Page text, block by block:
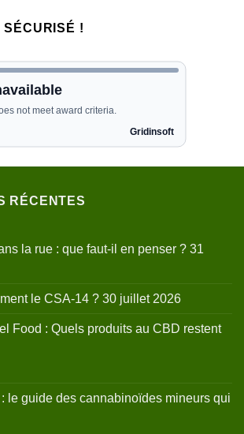
!
RÉCENTES
la rue : que faut-il en penser ? 31
le CSA-14 ? 30 juillet 2026
Food : Quels produits au CBD restent
le guide des cannabinoïdes mineurs qui